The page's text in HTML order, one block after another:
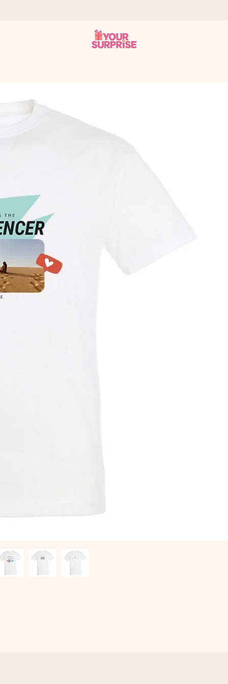
– damit du es genau zum richtigen Zeitpunkt überreichen
Google Reviews (Gesamtergebnis aller Länder, in die wir